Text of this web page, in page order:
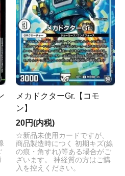
メカドクターGr.【コモ
ン】
20円(内税)
☆新品未使用カードですが、
商品製造時につく 初期キズ(線
の痕・角すれ)等ある場合がご
ざいます。 神経質の方はご購
入を控えください。